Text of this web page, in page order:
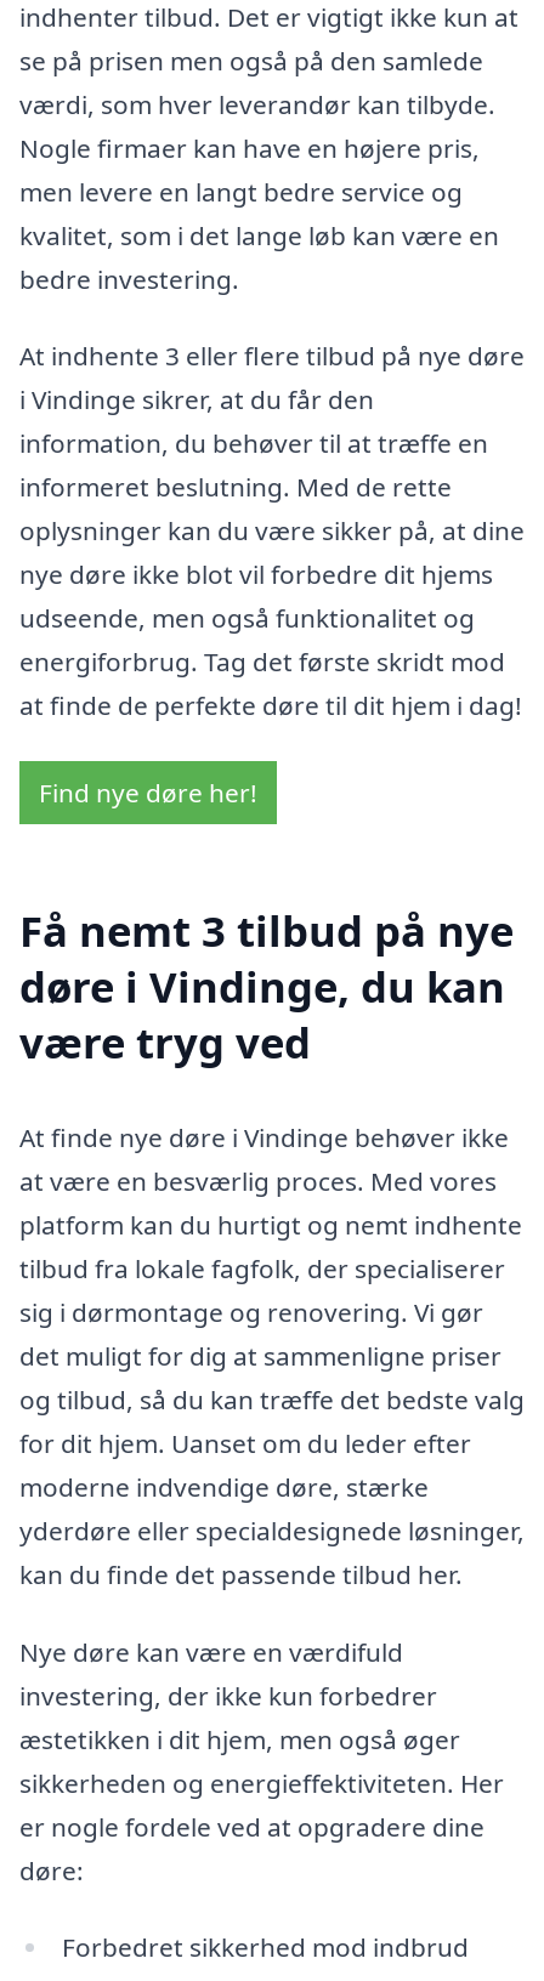
indhenter tilbud. Det er vigtigt ikke kun at
se på prisen men også på den samlede
værdi, som hver leverandør kan tilbyde.
Nogle firmaer kan have en højere pris,
men levere en langt bedre service og
kvalitet, som i det lange løb kan være en
bedre investering.
At indhente 3 eller flere tilbud på nye døre
i Vindinge sikrer, at du får den
information, du behøver til at træffe en
informeret beslutning. Med de rette
oplysninger kan du være sikker på, at dine
nye døre ikke blot vil forbedre dit hjems
udseende, men også funktionalitet og
energiforbrug. Tag det første skridt mod
at finde de perfekte døre til dit hjem i dag!
Find nye døre her!
Få nemt 3 tilbud på nye
døre i Vindinge, du kan
være tryg ved
At finde nye døre i Vindinge behøver ikke
at være en besværlig proces. Med vores
platform kan du hurtigt og nemt indhente
tilbud fra lokale fagfolk, der specialiserer
sig i dørmontage og renovering. Vi gør
det muligt for dig at sammenligne priser
og tilbud, så du kan træffe det bedste valg
for dit hjem. Uanset om du leder efter
moderne indvendige døre, stærke
yderdøre eller specialdesignede løsninger,
kan du finde det passende tilbud her.
Nye døre kan være en værdifuld
investering, der ikke kun forbedrer
æstetikken i dit hjem, men også øger
sikkerheden og energieffektiviteten. Her
er nogle fordele ved at opgradere dine
døre:
Forbedret sikkerhed mod indbrud